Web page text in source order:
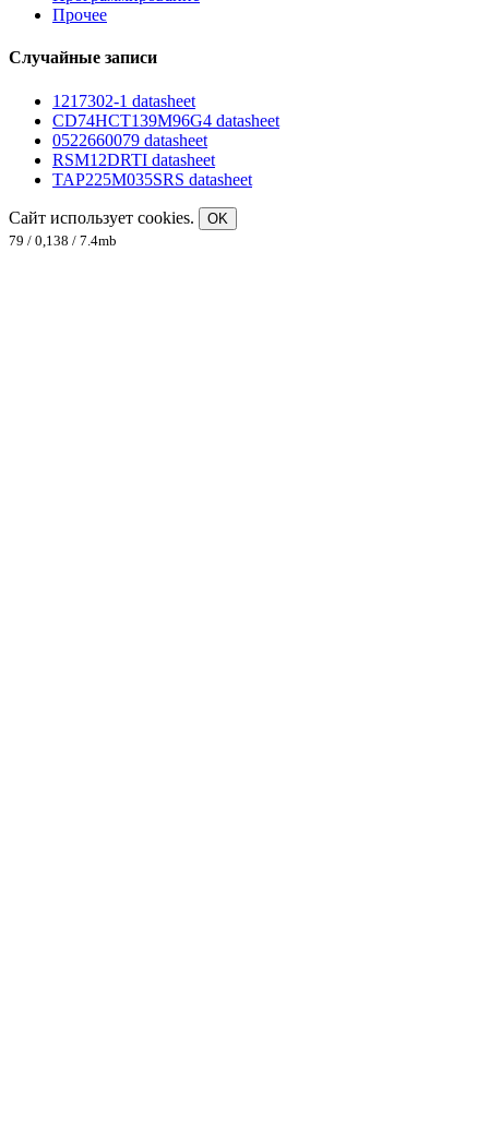
Прочее
Случайные записи
1217302-1 datasheet
CD74HCT139M96G4 datasheet
0522660079 datasheet
RSM12DRTI datasheet
TAP225M035SRS datasheet
Сайт использует cookies.
OK
79 / 0,138 / 7.4mb